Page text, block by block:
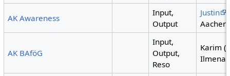
AK Awareness
Input,
Output
Justin
Aachen)
AK BAföG
Input,
Output,
Reso
Karim